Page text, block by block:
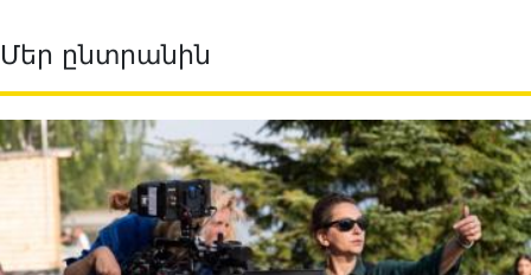
Մեր ընտրանին